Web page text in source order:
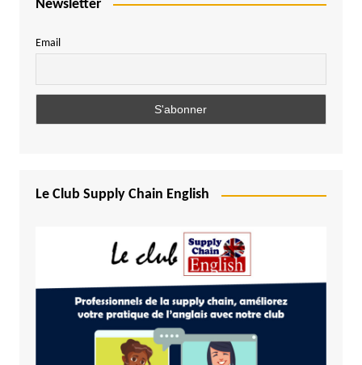
Newsletter
Email
Le Club Supply Chain English